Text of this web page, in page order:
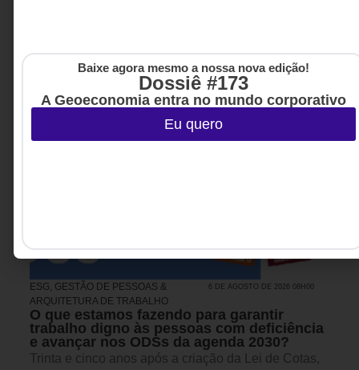
ESG, GESTÃO DE PESSOAS &
ARQUITETURA DE TRABALHO
6 DE AGOSTO DE 2026 08H00
O que estamos fazendo para garantir
trabalho digno às pessoas com deficiência
e avançar nos ODSs da agenda 2030?
Trinta e cinco anos após a criação da Lei de Cotas,
Baixe agora mesmo a nossa nova edição!
Dossiê #173
A Geoeconomia entra no mundo corporativo
Eu quero